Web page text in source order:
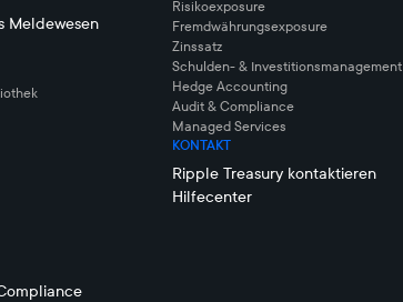
Meldewesen
Risikoexposure
Fremdwährungsexposure
Zinssatz
Schulden- & Investitionsmanagement
Hedge Accounting
Audit & Compliance
Managed Services
KONTAKT
Ripple Treasury kontaktieren
Hilfecenter